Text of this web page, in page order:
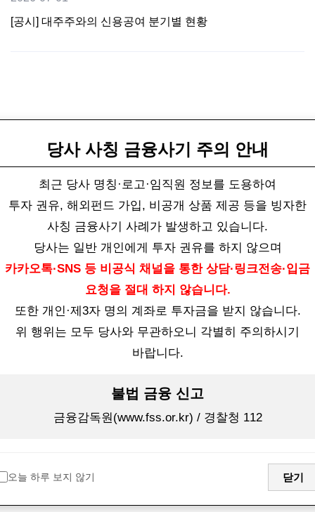
[공시] 대주주와의 신용공여 분기별 현황
공지사항
2026-04-06
[공고] 대출채권 공개경쟁매각(입찰) 안내
2026-02-20
[공고] 대출채권 공개경쟁매각(입찰) 안내
당사 사칭 금융사기 주의 안내
최근 당사 명칭·로고·임직원 정보를 도용하여
투자 권유, 해외펀드 가입, 비공개 상품 제공 등을 빙자한
사칭 금융사기 사례가 발생하고 있습니다.
당사는 일반 개인에게 투자 권유를 하지 않으며
카카오톡·SNS 등 비공식 채널을 통한 상담·링크전송·입금
요청을 절대 하지 않습니다.
또한 개인·제3자 명의 계좌로 투자금을 받지 않습니다.
위 행위는 모두 당사와 무관하오니 각별히 주의하시기
바랍니다.
불법 금융 신고
금융감독원(www.fss.or.kr) / 경찰청 112
오늘 하루 보지 않기 닫기